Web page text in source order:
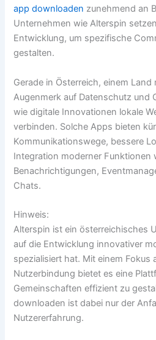
app downloaden zunehmend an
Unternehmen wie Alterspin
Entwicklung, um spezifische
gestalten.
Gerade in Österreich, einem
Augenmerk auf Datenschutz und
wie digitale Innovationen lokale
verbinden. Solche Apps bieten
Kommunikationswege, bessere
Integration moderner Funktionen
Benachrichtigungen,
Chats.
Hinweis:
Alterspin ist ein österreichisches
auf die Entwicklung innovativer
spezialisiert hat. Mit einem Fokus
Nutzerbindung bietet es eine
Gemeinschaften effizient zu
downloaden ist dabei nur der
Nutzererfahrung.